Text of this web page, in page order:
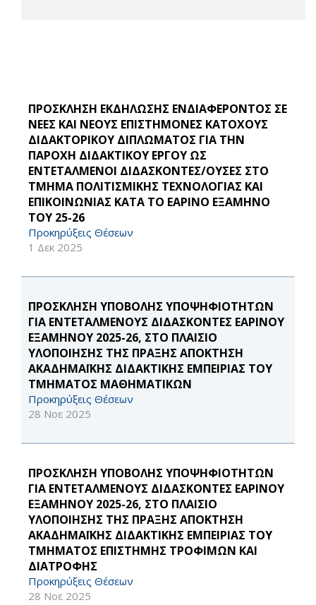
ΠΡΟΣΚΛΗΣΗ ΕΚΔΗΛΩΣΗΣ ΕΝΔΙΑΦΕΡΟΝΤΟΣ ΣΕ
ΝΕΕΣ ΚΑΙ ΝΕΟΥΣ ΕΠΙΣΤΗΜΟΝΕΣ ΚΑΤΟΧΟΥΣ
ΔΙΔΑΚΤΟΡΙΚΟΥ ΔΙΠΛΩΜΑΤΟΣ ΓΙΑ ΤΗΝ
ΠΑΡΟΧΗ ΔΙΔΑΚΤΙΚΟΥ ΕΡΓΟΥ ΩΣ
ΕΝΤΕΤΑΛΜΕΝΟΙ ΔΙΔΑΣΚΟΝΤΕΣ/ΟΥΣΕΣ ΣΤΟ
ΤΜΗΜΑ ΠΟΛΙΤΙΣΜΙΚΗΣ ΤΕΧΝΟΛΟΓΙΑΣ ΚΑΙ
ΕΠΙΚΟΙΝΩΝΙΑΣ ΚΑΤΑ ΤΟ ΕΑΡΙΝΟ ΕΞΑΜΗΝΟ
ΤΟΥ 25-26
Προκηρύξεις Θέσεων
1 Δεκ 2025
ΠΡΟΣΚΛΗΣΗ ΥΠΟΒΟΛΗΣ ΥΠΟΨΗΦΙΟΤΗΤΩΝ
ΓΙΑ ΕΝΤΕΤΑΛΜΕΝΟΥΣ ΔΙΔΑΣΚΟΝΤΕΣ ΕΑΡΙΝΟΥ
ΕΞΑΜΗΝΟΥ 2025-26, ΣΤΟ ΠΛΑΙΣΙΟ
ΥΛΟΠΟΙΗΣΗΣ ΤΗΣ ΠΡΑΞΗΣ ΑΠΟΚΤΗΣΗ
ΑΚΑΔΗΜΑΪΚΗΣ ΔΙΔΑΚΤΙΚΗΣ ΕΜΠΕΙΡΙΑΣ ΤΟΥ
ΤΜΗΜΑΤΟΣ ΜΑΘΗΜΑΤΙΚΩΝ
Προκηρύξεις Θέσεων
28 Νοε 2025
ΠΡΟΣΚΛΗΣΗ ΥΠΟΒΟΛΗΣ ΥΠΟΨΗΦΙΟΤΗΤΩΝ
ΓΙΑ ΕΝΤΕΤΑΛΜΕΝΟΥΣ ΔΙΔΑΣΚΟΝΤΕΣ ΕΑΡΙΝΟΥ
ΕΞΑΜΗΝΟΥ 2025-26, ΣΤΟ ΠΛΑΙΣΙΟ
ΥΛΟΠΟΙΗΣΗΣ ΤΗΣ ΠΡΑΞΗΣ ΑΠΟΚΤΗΣΗ
ΑΚΑΔΗΜΑΪΚΗΣ ΔΙΔΑΚΤΙΚΗΣ ΕΜΠΕΙΡΙΑΣ ΤΟΥ
ΤΜΗΜΑΤΟΣ ΕΠΙΣΤΗΜΗΣ ΤΡΟΦΙΜΩΝ ΚΑΙ
ΔΙΑΤΡΟΦΗΣ
Προκηρύξεις Θέσεων
28 Νοε 2025